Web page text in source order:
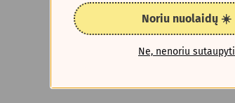
Noriu nuolaidų ☀️
Ne, nenoriu sutaupyti